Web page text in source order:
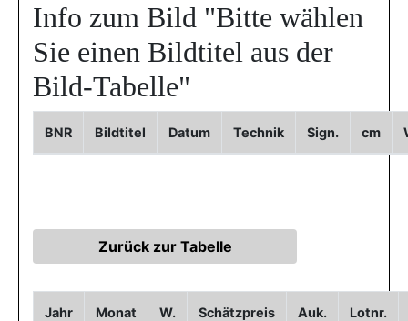
Info zum Bild "Bitte wählen
Sie einen Bildtitel aus der
Bild-Tabelle"
BNR Bildtitel Datum Technik Sign. cm
Jahr Monat W. Schätzpreis Auk. Lotnr.